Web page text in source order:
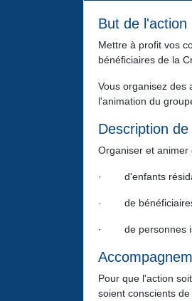
But de l'action
Mettre à profit vos
bénéficiaires de la
Vous organisez des
l'animation du
Description de
Organiser et animer
· d'enfants
· de bénéficiaires
· de personnes
Pour que l'action
soient conscients